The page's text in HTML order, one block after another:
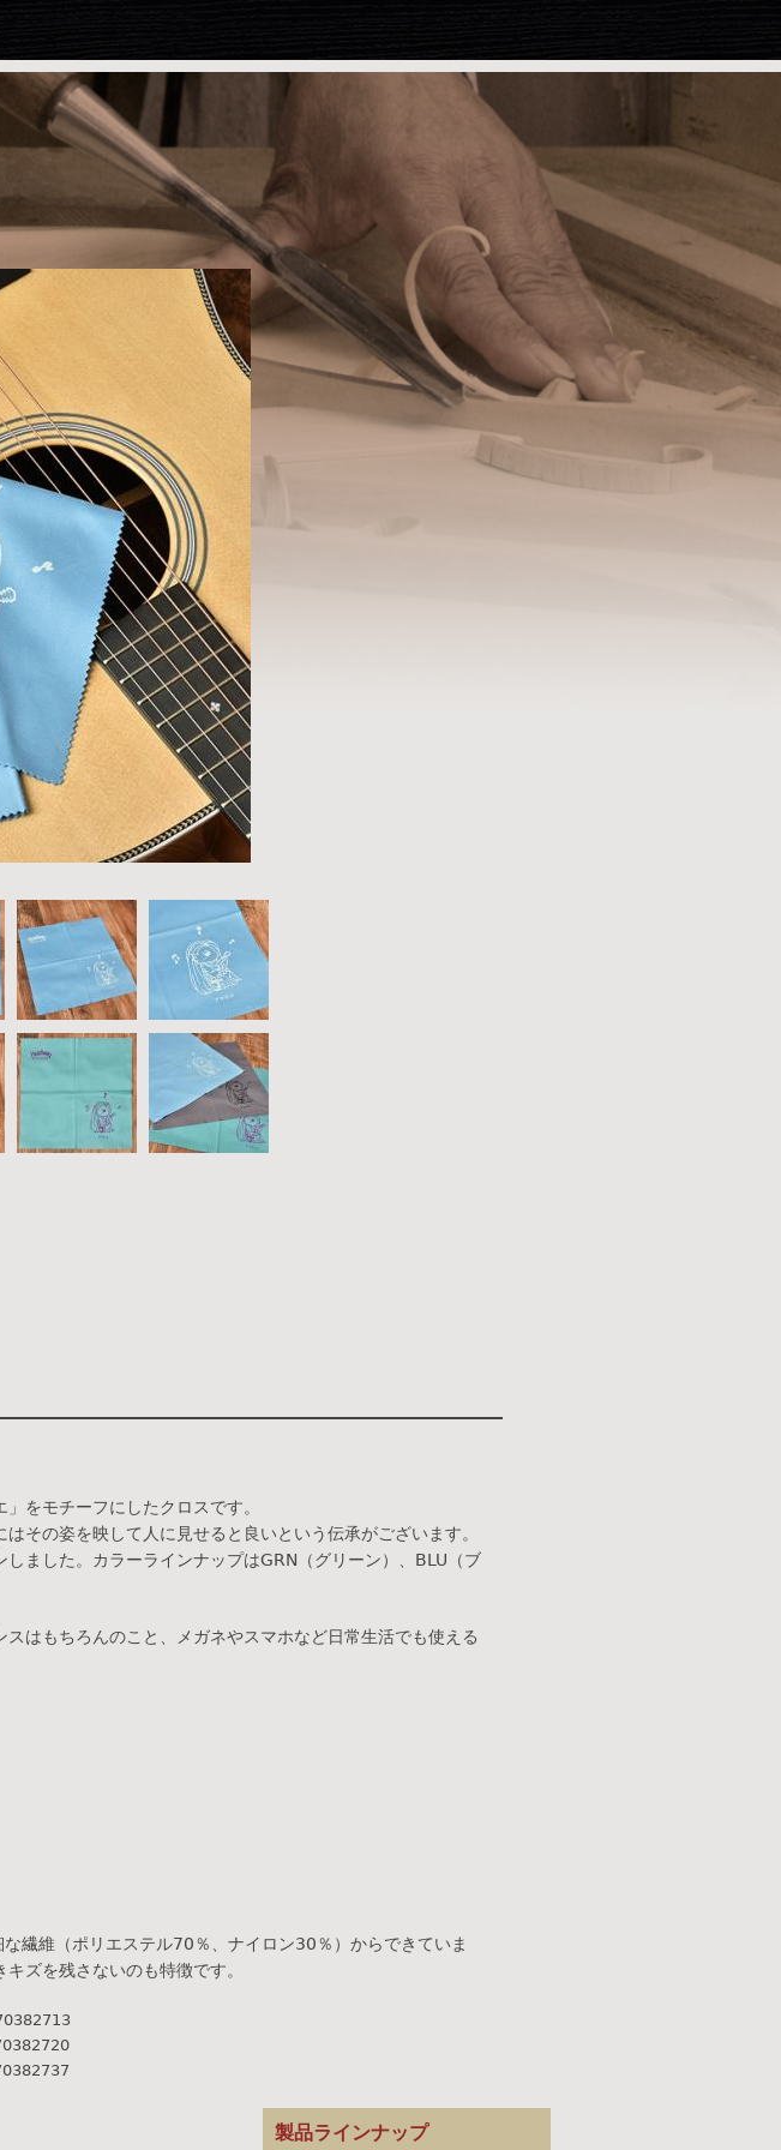
をモチーフにしたクロスです。
その姿を映して人に見せると良いという伝承がございます。
ました。カラーラインナップはGRN（グリーン）、BLU（ブ
はもちろんのこと、メガネやスマホなど日常生活でも使える
繊維（ポリエステル70％、ナイロン30％）からできていま
ズを残さないのも特徴です。
製品ラインナップ